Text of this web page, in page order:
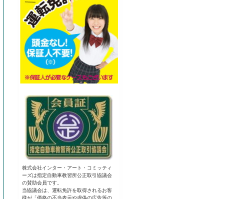
株式会社インター・アート・コミッティ
ーズは指定自動車教習所公正取引協議会
の賛助会員です。
当協議会は、運転免許を取得されるお客